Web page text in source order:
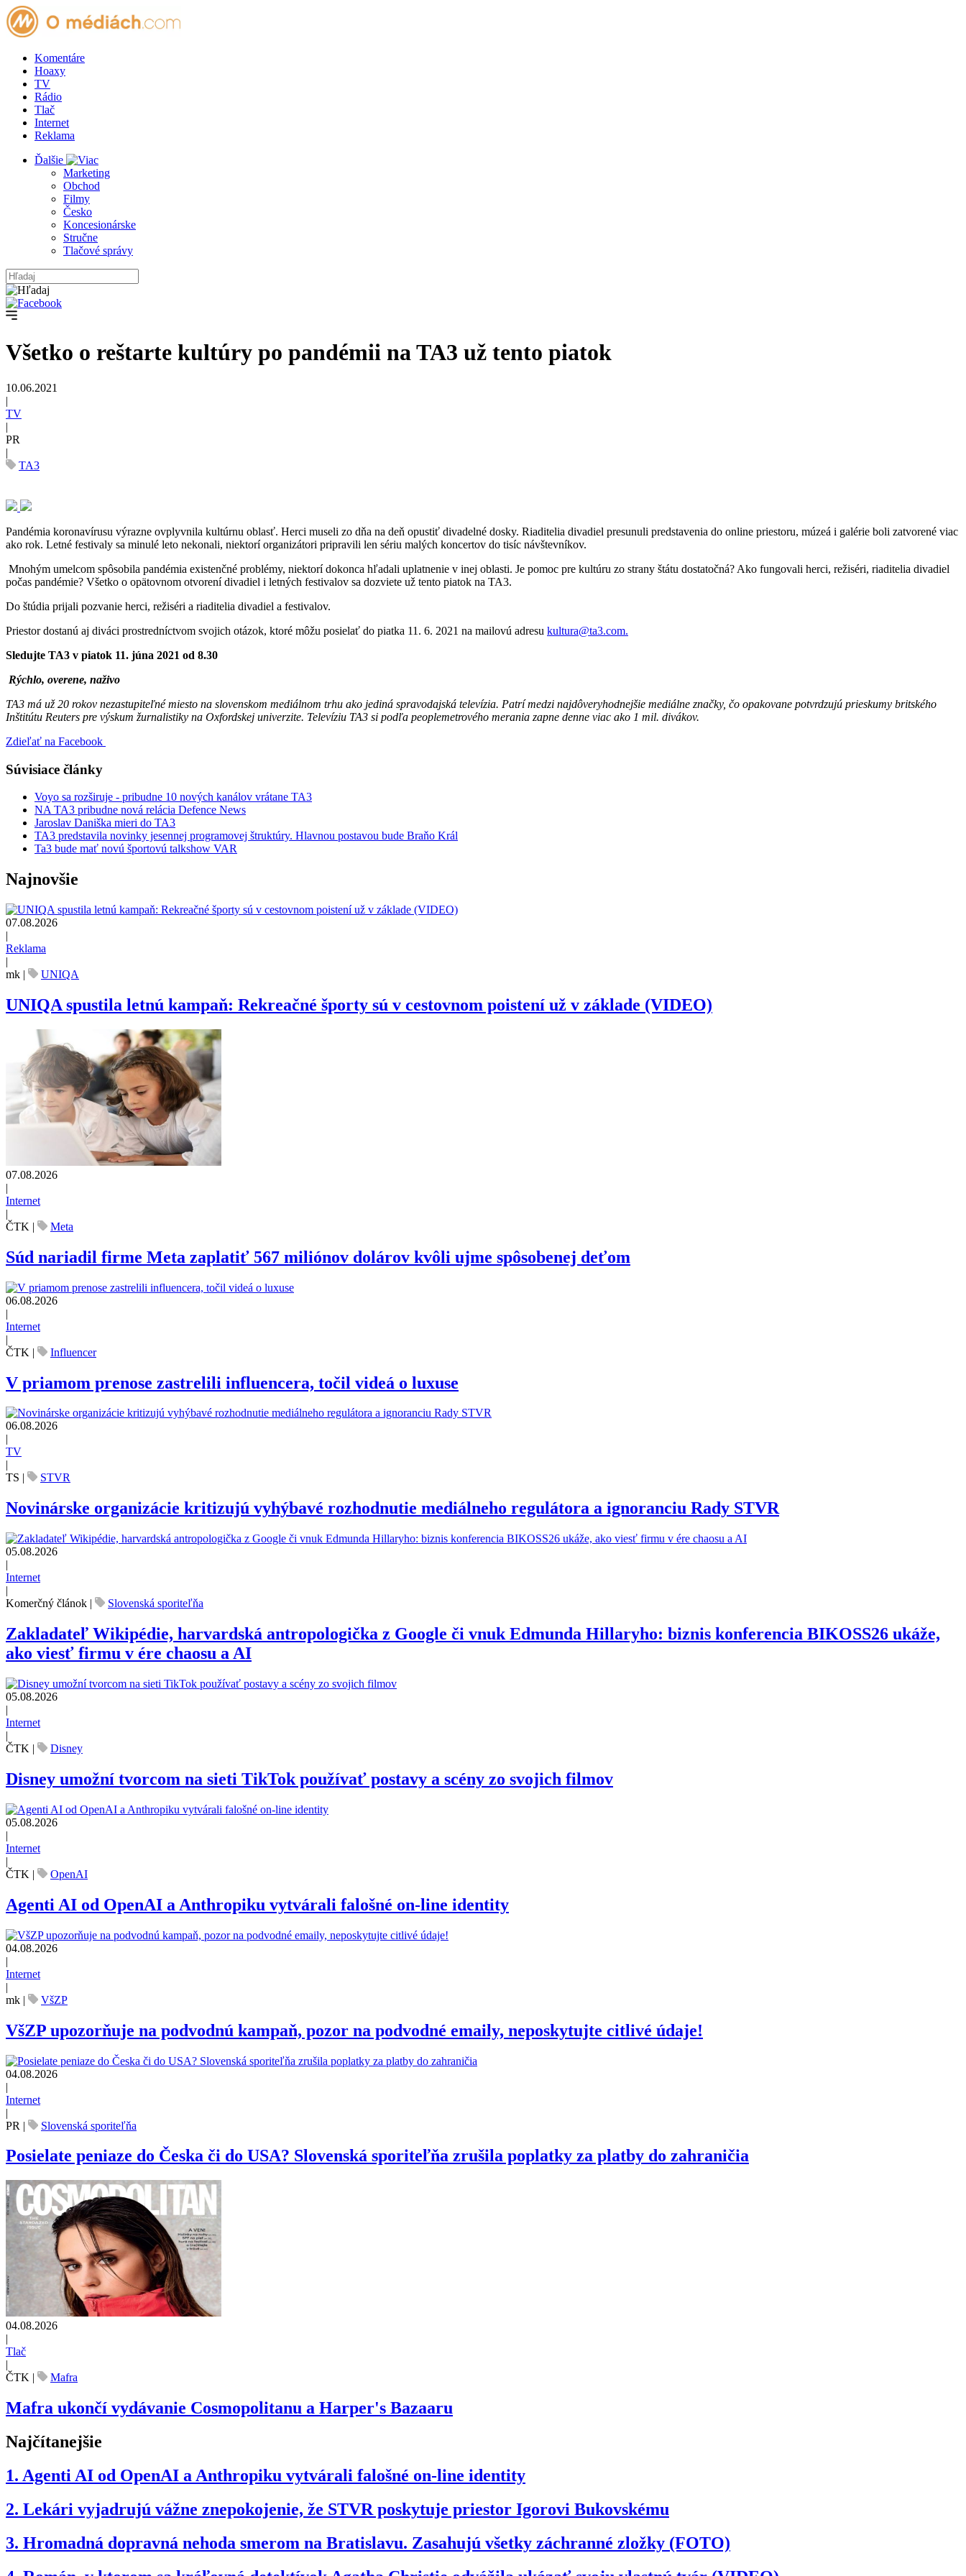
Komentáre
Hoaxy
TV
Rádio
Tlač
Internet
Reklama
Ďalšie
Marketing
Obchod
Filmy
Česko
Koncesionárske
Stručne
Tlačové správy
Všetko o reštarte kultúry po pandémii na TA3 už tento piatok
10.06.2021
|
TV
|
PR
|
TA3
Pandémia koronavírusu výrazne ovplyvnila kultúrnu oblasť. Herci museli zo dňa na deň opustiť divadelné dosky. Riaditelia divadiel presunuli predstavenia do online priestoru, múzeá i galérie boli zatvorené viac
ako rok. Letné festivaly sa minulé leto nekonali, niektorí organizátori pripravili len sériu malých koncertov do tisíc návštevníkov.
Mnohým umelcom spôsobila pandémia existenčné problémy, niektorí dokonca hľadali uplatnenie v inej oblasti. Je pomoc pre kultúru zo strany štátu dostatočná? Ako fungovali herci, režiséri, riaditelia divadiel
počas pandémie? Všetko o opätovnom otvorení divadiel i letných festivalov sa dozviete už tento piatok na TA3.
Do štúdia prijali pozvanie herci, režiséri a riaditelia divadiel a festivalov.
Priestor dostanú aj diváci prostredníctvom svojich otázok, ktoré môžu posielať do piatka 11. 6. 2021 na mailovú adresu kultura@ta3.com.
Sledujte TA3 v piatok 11. júna 2021 od 8.30
Rýchlo, overene, naživo
TA3 má už 20 rokov nezastupiteľné miesto na slovenskom mediálnom trhu ako jediná spravodajská televízia. Patrí medzi najdôveryhodnejšie mediálne značky, čo opakovane potvrdzujú prieskumy britského
Inštitútu Reuters pre výskum žurnalistiky na Oxfordskej univerzite. Televíziu TA3 si podľa peoplemetrového merania zapne denne viac ako 1 mil. divákov.
Zdieľať na Facebook
Súvisiace články
Voyo sa rozširuje - pribudne 10 nových kanálov vrátane TA3
NA TA3 pribudne nová relácia Defence News
Jaroslav Daniška mieri do TA3
TA3 predstavila novinky jesennej programovej štruktúry. Hlavnou postavou bude Braňo Král
Ta3 bude mať novú športovú talkshow VAR
Najnovšie
07.08.2026
|
Reklama
|
mk | UNIQA
UNIQA spustila letnú kampaň: Rekreačné športy sú v cestovnom poistení už v základe (VIDEO)
07.08.2026
|
Internet
|
ČTK | Meta
Súd nariadil firme Meta zaplatiť 567 miliónov dolárov kvôli ujme spôsobenej deťom
06.08.2026
|
Internet
|
ČTK | Influencer
V priamom prenose zastrelili influencera, točil videá o luxuse
06.08.2026
TV
TS
STVR
Novinárske organizácie kritizujú vyhýbavé rozhodnutie mediálneho regulátora a ignoranciu Rady STVR
05.08.2026
|
Internet
|
Komerčný článok | Slovenská sporiteľňa
Zakladateľ Wikipédie, harvardská antropologička z Google či vnuk Edmunda Hillaryho: biznis konferencia BIKOSS26 ukáže,
ako viesť firmu v ére chaosu a AI
05.08.2026
|
Internet
|
ČTK | Disney
Disney umožní tvorcom na sieti TikTok používať postavy a scény zo svojich filmov
05.08.2026
|
Internet
|
ČTK | OpenAI
Agenti AI od OpenAI a Anthropiku vytvárali falošné on-line identity
04.08.2026
|
Internet
|
mk | VšZP
VšZP upozorňuje na podvodnú kampaň, pozor na podvodné emaily, neposkytujte citlivé údaje!
04.08.2026
|
Internet
|
PR | Slovenská sporiteľňa
Posielate peniaze do Česka či do USA? Slovenská sporiteľňa zrušila poplatky za platby do zahraničia
04.08.2026
|
Tlač
|
ČTK | Mafra
Mafra ukončí vydávanie Cosmopolitanu a Harper's Bazaaru
Najčítanejšie
1. Agenti AI od OpenAI a Anthropiku vytvárali falošné on-line identity
2. Lekári vyjadrujú vážne znepokojenie, že STVR poskytuje priestor Igorovi Bukovskému
3. Hromadná dopravná nehoda smerom na Bratislavu. Zasahujú všetky záchranné zložky (FOTO)